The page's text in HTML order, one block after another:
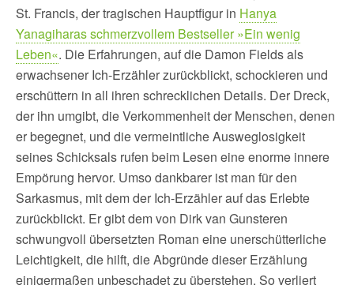
St. Francis, der tragischen Hauptfigur in Hanya
Yanagiharas schmerzvollem Bestseller »Ein wenig
Leben«. Die Erfahrungen, auf die Damon Fields als
erwachsener Ich-Erzähler zurückblickt, schockieren und
erschüttern in all ihren schrecklichen Details. Der Dreck,
der ihn umgibt, die Verkommenheit der Menschen, denen
er begegnet, und die vermeintliche Ausweglosigkeit
seines Schicksals rufen beim Lesen eine enorme innere
Empörung hervor. Umso dankbarer ist man für den
Sarkasmus, mit dem der Ich-Erzähler auf das Erlebte
zurückblickt. Er gibt dem von Dirk van Gunsteren
schwungvoll übersetzten Roman eine unerschütterliche
Leichtigkeit, die hilft, die Abgründe dieser Erzählung
einigermaßen unbeschadet zu überstehen. So verliert